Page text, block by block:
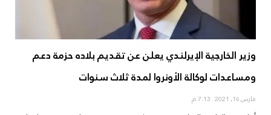
وزير الخارجية الإيرلندي يعلن عن تقديم بلاده حزمة دعم
ومساعدات لوكالة الأونروا لمدة ثلاث سنوات
مارس 16, 2021